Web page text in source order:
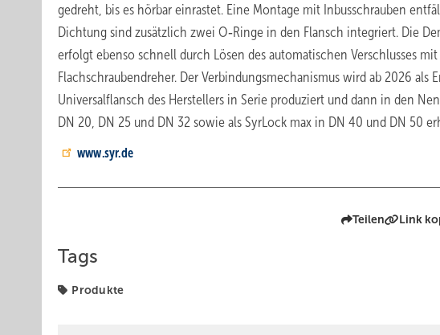
gedreht, bis es hörbar einrastet. Eine Montage mit Inbusschrauben
Dichtung sind zusätzlich zwei O‑Ringe in den Flansch integriert. Die
erfolgt ebenso schnell durch Lösen des automatischen Verschlusses
Flachschraubendreher. Der Verbindungsmechanismus wird ab 2026 als
Universalflansch des Herstellers in Serie produziert und dann in den
DN 20, DN 25 und DN 32 sowie als SyrLock max in DN 40 und DN 50
www.syr.de
Teilen Link
Tags
Produkte